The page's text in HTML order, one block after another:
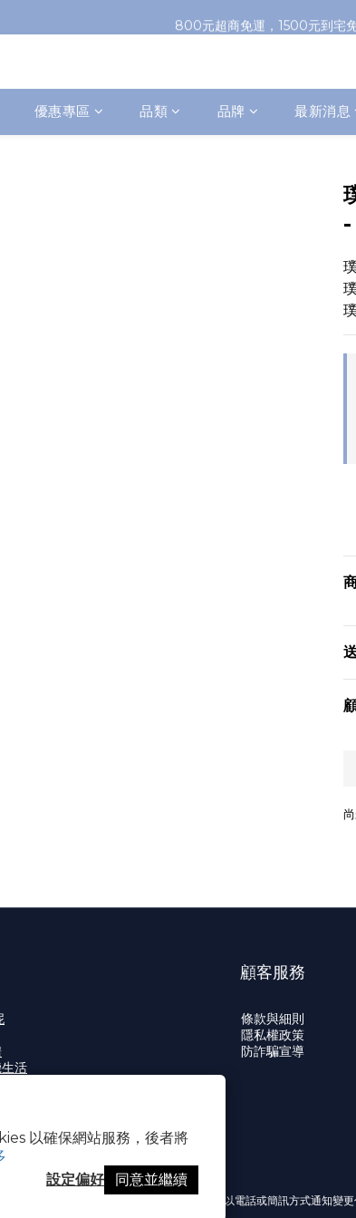
以確保網站服務，後者將
設定偏好
同意並繼續
加入會員即送100元購物金，推薦好友，
800元超商免運，1500元到宅
優惠專區 品類 品牌 最新消息
活
顧客服務
條款與細則
隱私權政策
防詐騙宣導
提醒您，我們不會以電話或簡訊方式通知變更